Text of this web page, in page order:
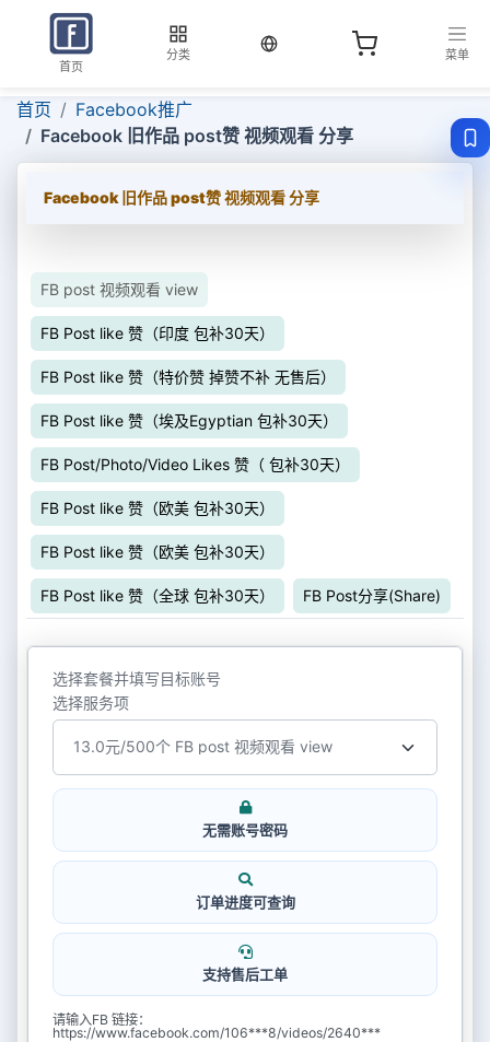
首页
分类
当前语言：中文
菜单
首页
Facebook推广
Facebook 旧作品 post赞 视频观看 分享
Facebook 旧作品 post赞 视频观看 分享
FB post 视频观看 view
FB Post like 赞（印度 包补30天）
FB Post like 赞（特价赞 掉赞不补 无售后）
FB Post like 赞（埃及Egyptian 包补30天）
FB Post/Photo/Video Likes 赞（ 包补30天）
FB Post like 赞（欧美 包补30天）
FB Post like 赞（欧美 包补30天）
FB Post like 赞（全球 包补30天） FB Post分享(Share)
选择套餐并填写目标账号
选择服务项
无需账号密码
订单进度可查询
支持售后工单
请输入FB 链接：
https://www.facebook.com/106***8/videos/2640***